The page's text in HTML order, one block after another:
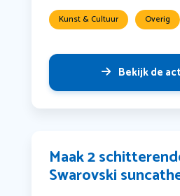
Kunst & Cultuur Overig
Bekijk de
Maak 2
Swarovski